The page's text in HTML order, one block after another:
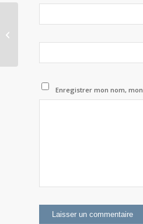
Enregistrer mon nom,